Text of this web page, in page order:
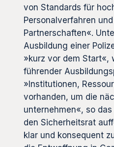
von Standards für
Personalverfahren
Partnerschaften«.
Ausbildung einer
»kurz vor dem Start«,
führender
»Institutionen,
vorhanden, um die
unternehmen«, so
den Sicherheitsrat
klar und konsequent